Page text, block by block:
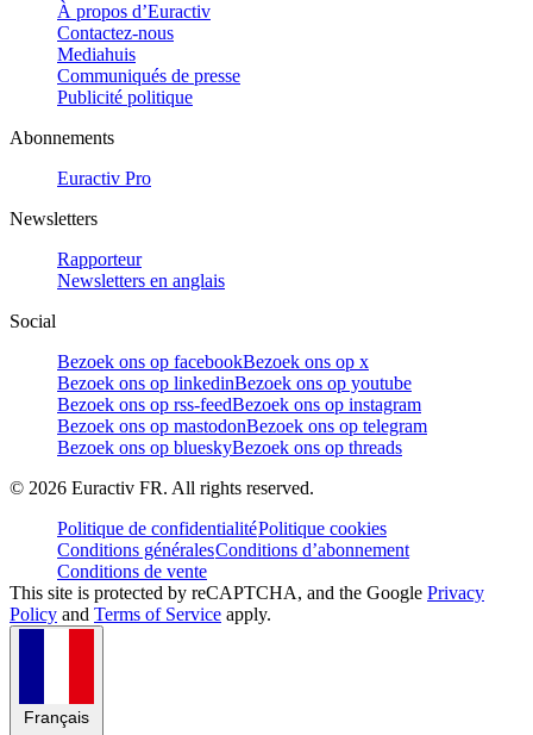
À propos d’Euractiv
Contactez-nous
Mediahuis
Communiqués de presse
Publicité politique
Abonnements
Euractiv Pro
Newsletters
Rapporteur
Newsletters en anglais
Social
Bezoek ons op facebookBezoek ons op x
Bezoek ons op linkedinBezoek ons op youtube
Bezoek ons op rss-feedBezoek ons op instagram
Bezoek ons op mastodonBezoek ons op telegram
Bezoek ons op blueskyBezoek ons op threads
© 2026 Euractiv FR. All rights reserved.
Politique de confidentialitéPolitique cookies
Conditions généralesConditions d’abonnement
Conditions de vente
This site is protected by reCAPTCHA, and the Google Privacy
Policy and Terms of Service apply.
Français